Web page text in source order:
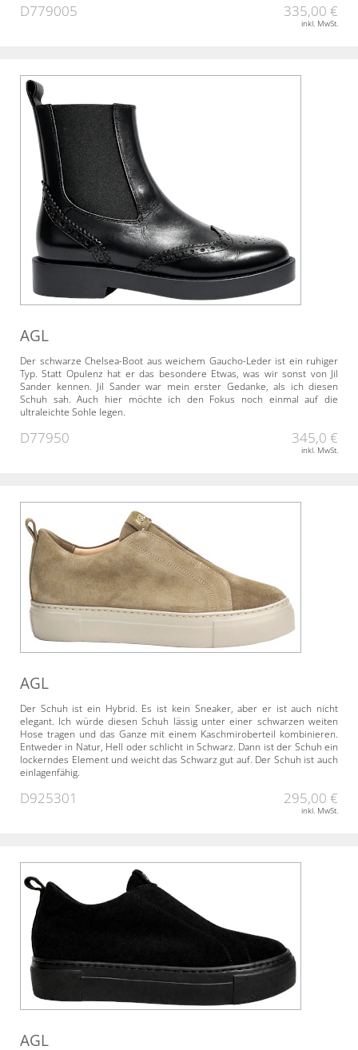
D779005 335,00 €
inkl. MwSt.
AGL
Der schwarze Chelsea-Boot aus weichem Gaucho-Leder ist ein ruhiger
Typ. Statt Opulenz hat er das besondere Etwas, was wir sonst von Jil
Sander kennen. Jil Sander war mein erster Gedanke, als ich diesen
Schuh sah. Auch hier möchte ich den Fokus noch einmal auf die
ultraleichte Sohle legen.
D77950 345,0 €
inkl. MwSt.
AGL
Der Schuh ist ein Hybrid. Es ist kein Sneaker, aber er ist auch nicht
elegant. Ich würde diesen Schuh lässig unter einer schwarzen weiten
Hose tragen und das Ganze mit einem Kaschmiroberteil kombinieren.
Entweder in Natur, Hell oder schlicht in Schwarz. Dann ist der Schuh ein
lockerndes Element und weicht das Schwarz gut auf. Der Schuh ist auch
einlagenfähig.
D925301 295,00 €
inkl. MwSt.
AGL